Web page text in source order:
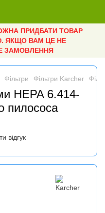
ПРИДБАТИ ТОВАР
ЯКЩО ВАМ ЦЕ НЕ
ЗАМОВЛЕННЯ
Фільтри Фільтри Karcher
HEPA 6.414-
пилососа
відгук